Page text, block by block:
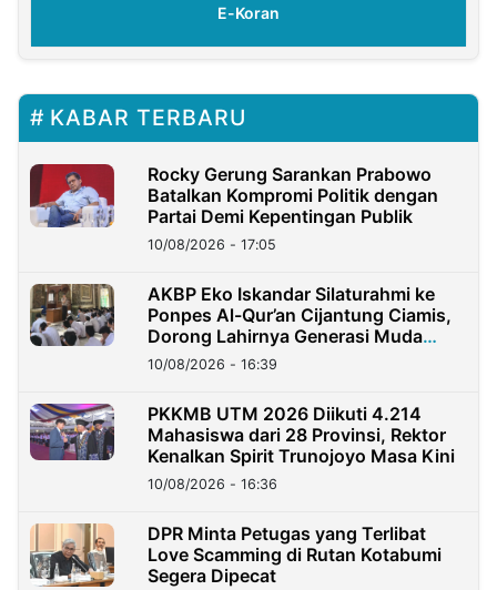
E-Koran
KABAR TERBARU
Rocky Gerung Sarankan Prabowo
Batalkan Kompromi Politik dengan
Partai Demi Kepentingan Publik
10/08/2026 - 17:05
AKBP Eko Iskandar Silaturahmi ke
Ponpes Al-Qur’an Cijantung Ciamis,
Dorong Lahirnya Generasi Muda
Berkarakter
10/08/2026 - 16:39
PKKMB UTM 2026 Diikuti 4.214
Mahasiswa dari 28 Provinsi, Rektor
Kenalkan Spirit Trunojoyo Masa Kini
10/08/2026 - 16:36
DPR Minta Petugas yang Terlibat
Love Scamming di Rutan Kotabumi
Segera Dipecat